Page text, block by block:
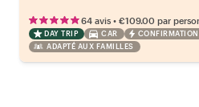
64 avis • €109.00 par
DAY TRIP CAR
ADAPTÉ AUX FAMILLES